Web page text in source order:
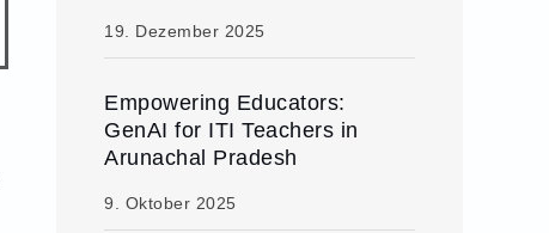
19. Dezember 2025
Empowering Educators:
GenAI for ITI Teachers in
Arunachal Pradesh
9. Oktober 2025